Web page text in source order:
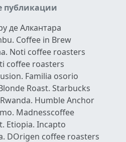
публикации
де Алкантара
Coffee in Brew
Noti coffee roasters
coffee roasters
Familia osorio
Roast. Starbucks
Humble Anchor
Madnesscoffee
Etiopia. Incapto
DOrigen coffee roasters